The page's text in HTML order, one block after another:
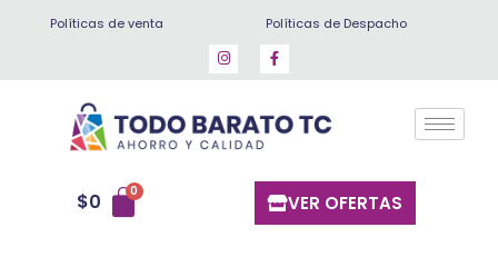
Políticas de venta Políticas de Despacho
$0 VER OFERTAS